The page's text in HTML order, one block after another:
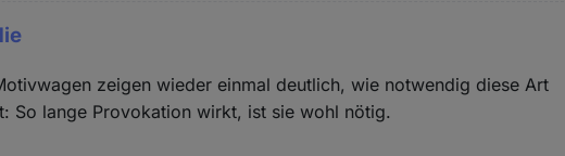
zeigen wieder einmal deutlich, wie notwendig diese Art
So lange Provokation wirkt, ist sie wohl nötig.